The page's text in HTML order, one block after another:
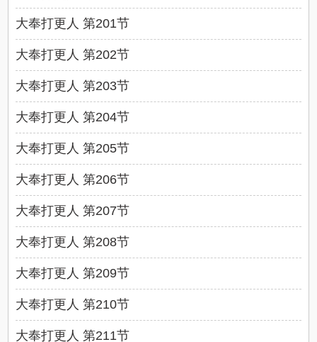
大奉打更人 第201节
大奉打更人 第202节
大奉打更人 第203节
大奉打更人 第204节
大奉打更人 第205节
大奉打更人 第206节
大奉打更人 第207节
大奉打更人 第208节
大奉打更人 第209节
大奉打更人 第210节
大奉打更人 第211节